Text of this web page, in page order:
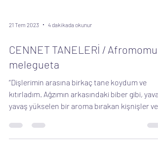
21 Tem 2023 4 dakikada okunur
melegueta
“Dişlerimin arasına birkaç tane koydum ve
kıtırladım. Ağzımın arkasındaki biber gibi, yavaş